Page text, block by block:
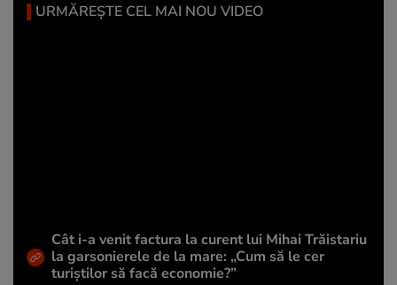
URMĂREȘTE CEL MAI NOU VIDEO
Cât i-a venit factura la curent lui Mihai Trăistariu
la garsonierele de la mare: „Cum să le cer
turiștilor să facă economie?”